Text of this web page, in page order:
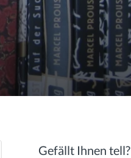
Gefällt Ihnen tell?